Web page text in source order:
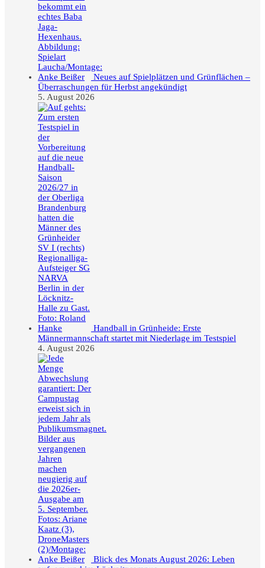
Neues auf Spielplätzen und Grünflächen –
Überraschungen für Herbst angekündigt
5. August 2026
Handball in Grünheide: Erste
Männermannschaft startet mit Niederlage im Testspiel
4. August 2026
Blick des Monats August 2026: Leben